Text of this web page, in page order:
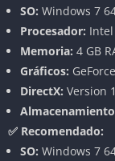
También incluye
cocinas que
a tus chefs a
Variedad de
El juego ofrece
incluyendo sushi,
receta tiene un
SO: Windows 7
Procesador:
Memoria: 4 GB
Gráficos:
DirectX: Version
✅ Recomendado:
SO: Windows 7